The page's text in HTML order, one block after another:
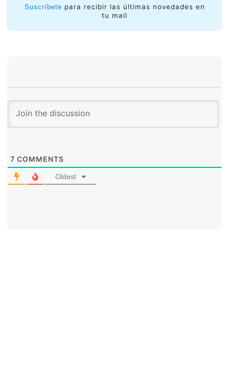
Suscríbete para recibir las últimas novedades en
tu mail
7 COMMENTS
Oldest